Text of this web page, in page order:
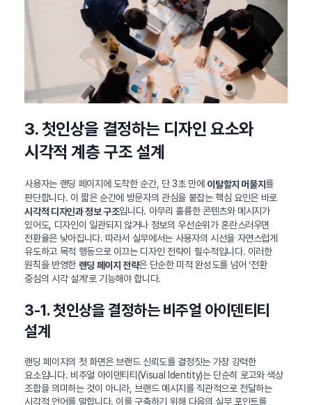
3. 첫인상을 결정하는 디자인 요소와
시각적 계층 구조 설계
사용자는 랜딩 페이지에 도착한 순간, 단 3초 만에 이탈할지 머물지를
판단합니다. 이 짧은 순간에 방문자의 관심을 붙잡는 핵심 요인은 바로
시각적 디자인과 정보 구조입니다. 아무리 훌륭한 콘텐츠와 메시지가
있어도, 디자인이 일관되지 않거나 정보의 우선순위가 혼란스러우면
전환율은 낮아집니다. 따라서 실무에서는 사용자의 시선을 자연스럽게
유도하고 목적 행동으로 이끄는 디자인 전략이 필수적입니다. 이러한
원칙을 반영한 랜딩 페이지 전략은 단순한 미적 완성도를 넘어 ‘전환
중심의 시각 설계’로 기능해야 합니다.
3-1. 첫인상을 결정하는 비주얼 아이덴티티
설계
랜딩 페이지의 첫 화면은 브랜드 신뢰도를 결정짓는 가장 강력한
요소입니다. 비주얼 아이덴티티(Visual Identity)는 단순히 로고와 색상
조합을 의미하는 것이 아니라, 브랜드 메시지를 직관적으로 전달하는
시각적 언어를 말합니다. 이를 구축하기 위해 다음의 실무 포인트를